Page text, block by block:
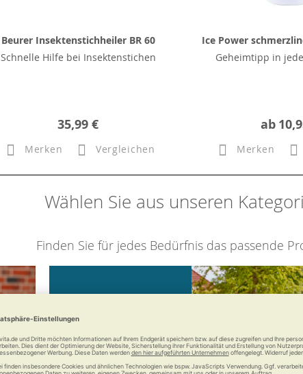
Beurer Insektenstichheiler BR 60
Schnelle Hilfe bei Insektenstichen
35,99 €
Merken Vergleichen
Ice Power
Geheimtipp in
ab
Merken
Wählen Sie aus unseren
Finden Sie für jedes Bedürfnis das passende
Mobilität
Bleiben Sie mobil mit uns.